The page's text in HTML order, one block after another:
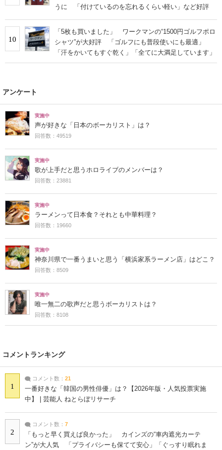
うに 「付けているのを忘れるくらい軽い」など好評
10
「5枚も買いました」 ワークマンの“1500円ゴルフポロ
シャツ”が大好評 「ゴルフにも普段使いにも最適」
「汗をかいてもすぐ乾く」「全てに大満足しています」
アンケート
実施中
声が好きな「日本のボーカリスト」は？
回答数：49519
実施中
歌が上手だと思うホロライブのメンバーは？
回答数：23881
実施中
ラーメンって日本食？それとも中華料理？
回答数：19660
実施中
神奈川県で一番うまいと思う「横浜家系ラーメン店」はどこ？
回答数：8509
実施中
唯一無二の歌声だと思うボーカリストは？
回答数：8108
コメントランキング
1
コメント数： 21
一番好きな「韓国の男性俳優」は？【2026年版・人気投票実施
中】 | 芸能人 ねとらぼリサーチ
2
コメント数： 7
「もっと早く買えば良かった」 カインズの“車内遮光カーテ
ン”が大人気 「プライバシーも保てて安心」「ぐっすり眠れま